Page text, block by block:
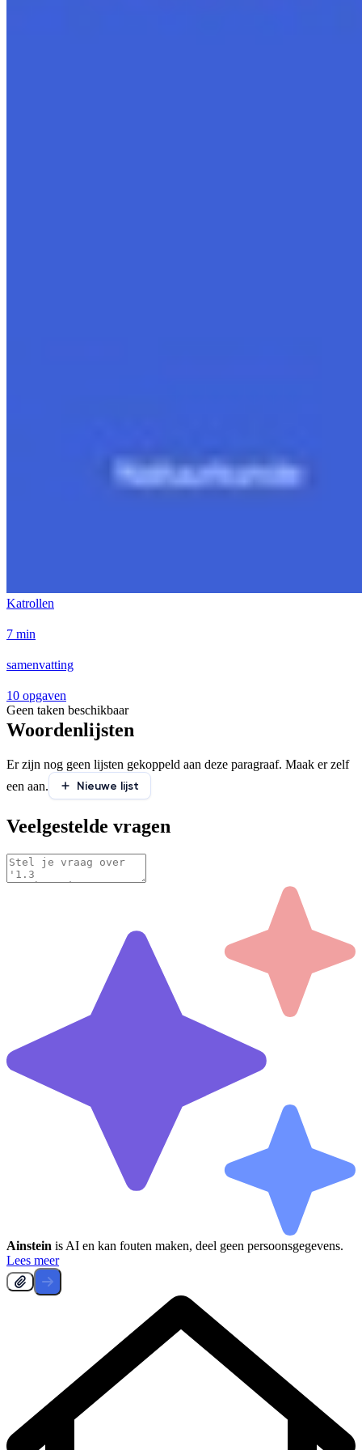
Katrollen
7 min
samenvatting
10 opgaven
Geen taken beschikbaar
Woordenlijsten
Er zijn nog geen lijsten gekoppeld aan deze paragraaf. Maak er zelf
een aan.
Nieuwe lijst
Veelgestelde vragen
Ainstein is AI en kan fouten maken, deel geen persoonsgegevens.
Lees meer